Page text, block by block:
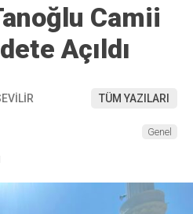
Camii
Açıldı
TÜM YAZILARI
Genel